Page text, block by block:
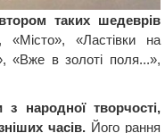
таких шедеврів
«Місто», «Ластівки на
«Вже в золоті поля...»,
народної творчості,
часів. Його рання